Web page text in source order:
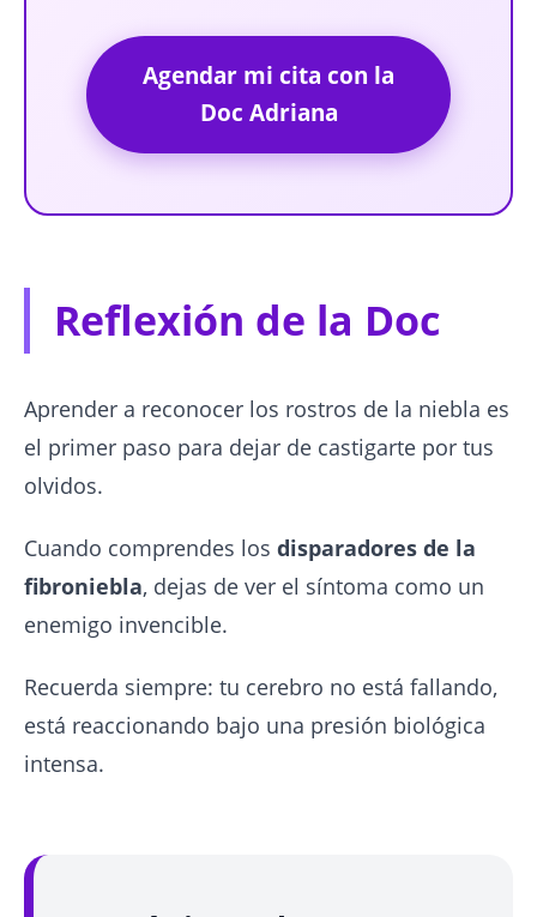
Agendar mi cita con la
Doc Adriana
Reflexión de la Doc
Aprender a reconocer los rostros de la niebla es
el primer paso para dejar de castigarte por tus
olvidos.
Cuando comprendes los disparadores de la
fibroniebla, dejas de ver el síntoma como un
enemigo invencible.
Recuerda siempre: tu cerebro no está fallando,
está reaccionando bajo una presión biológica
intensa.